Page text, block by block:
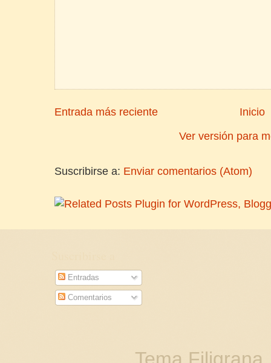
Entrada más reciente
Inicio
Ver versión para
Suscribirse a: Enviar comentarios (Atom)
Entradas
Comentarios